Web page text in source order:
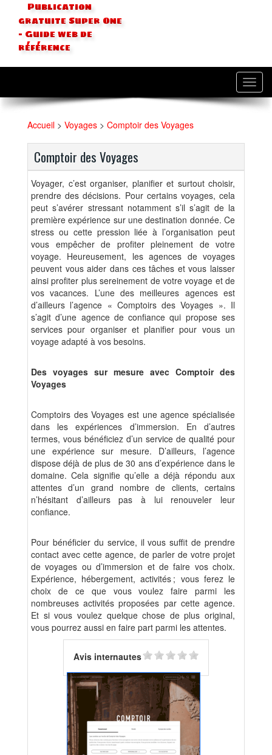
Publication
gratuite Super One
- Guide web de
référence
Accueil > Voyages > Comptoir des Voyages
Comptoir des Voyages
Voyager, c’est organiser, planifier et surtout choisir,
prendre des décisions. Pour certains voyages, cela
peut s’avérer stressant notamment s’il s’agit de la
première expérience sur une destination donnée. Ce
stress ou cette pression liée à l’organisation peut
vous empêcher de profiter pleinement de votre
voyage. Heureusement, les agences de voyages
peuvent vous aider dans ces tâches et vous laisser
ainsi profiter plus sereinement de votre voyage et de
vos vacances. L’une des meilleures agences est
d’ailleurs l’agence « Comptoirs des Voyages ». Il
s’agit d’une agence de confiance qui propose ses
services pour organiser et planifier pour vous un
voyage adapté à vos besoins.
Des voyages sur mesure avec Comptoir des
Voyages
Comptoirs des Voyages est une agence spécialisée
dans les expériences d’immersion. En d’autres
termes, vous bénéficiez d’un service de qualité pour
une expérience sur mesure. D’ailleurs, l’agence
dispose déjà de plus de 30 ans d’expérience dans le
domaine. Cela signifie qu’elle a déjà répondu aux
attentes d’un grand nombre de clients, certains
n’hésitant d’ailleurs pas à lui renouveler leur
confiance.
Pour bénéficier du service, il vous suffit de prendre
contact avec cette agence, de parler de votre projet
de voyages ou d’immersion et de faire vos choix.
Expérience, hébergement, activités ; vous ferez le
choix de ce que vous voulez faire parmi les
nombreuses activités proposées par cette agence.
Et si vous voulez quelque chose de plus original,
vous pourrez aussi en faire part parmi les attentes.
Avis internautes